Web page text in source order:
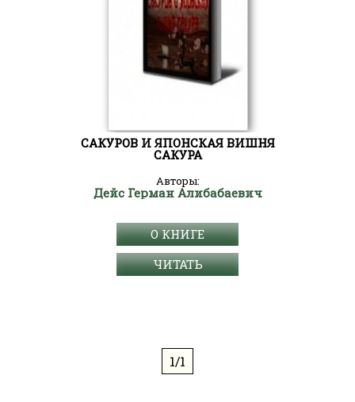
САКУРОВ И ЯПОНСКАЯ ВИШНЯ
САКУРА
Авторы:
Дейс Герман Алибабаевич
О КНИГЕ
ЧИТАТЬ
1/1